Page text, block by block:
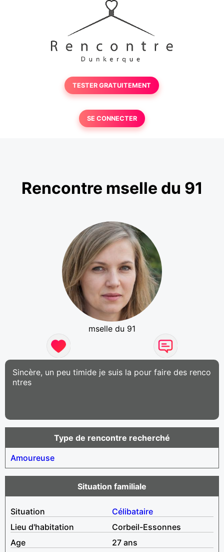
TESTER GRATUITEMENT
SE CONNECTER
Rencontre mselle du 91
mselle du 91
Sincère, un peu timide je suis la pour faire des renco
ntres
Type de rencontre recherché
Amoureuse
Situation familiale
Situation
Célibataire
Lieu d'habitation
Corbeil-Essonnes
Age
27 ans